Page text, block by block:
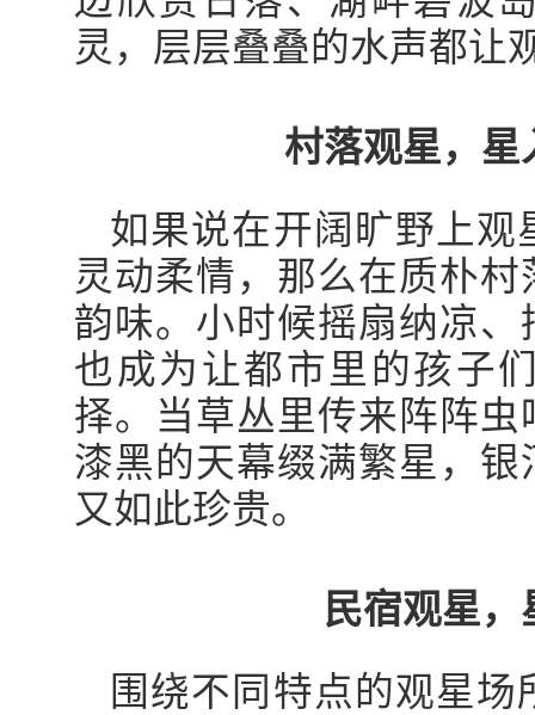
灵，层层叠叠的水声都让
村落观星，星
如果说在开阔旷野上
灵动柔情，那么在质朴
韵味。小时候摇扇纳凉
也成为让都市里的孩子
择。当草丛里传来阵阵
漆黑的天幕缀满繁星，
又如此珍贵。
民宿观星
围绕不同特点的观星